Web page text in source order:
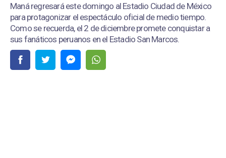
Maná regresará este domingo al Estadio Ciudad de México
para protagonizar el espectáculo oficial de medio tiempo.
Como se recuerda, el 2 de diciembre promete conquistar a
sus fanáticos peruanos en el Estadio San Marcos.